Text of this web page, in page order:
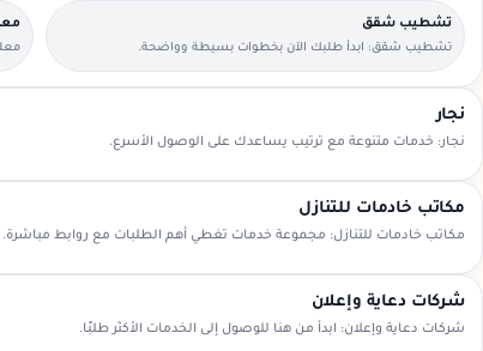
تشطيب شقق
تشطيب شقق: ابدأ طلبك الآن بخطوات بسيطة وواضحة.
نجار
نجار: خدمات متنوعة مع ترتيب يساعدك على الوصول الأسرع.
مكاتب خادمات للتنازل
مكاتب خادمات للتنازل: مجموعة خدمات تغطي أهم الطلبات مع روابط مباشرة.
شركات دعاية وإعلان
شركات دعاية وإعلان: ابدأ من هنا للوصول إلى الخدمات الأكثر طلبًا.